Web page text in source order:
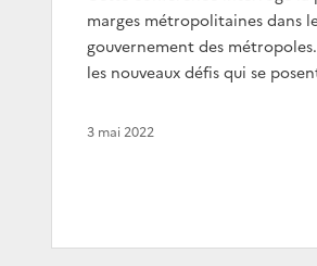
marges métropolitaines dans
gouvernement des
les nouveaux défis qui se
3 mai 2022